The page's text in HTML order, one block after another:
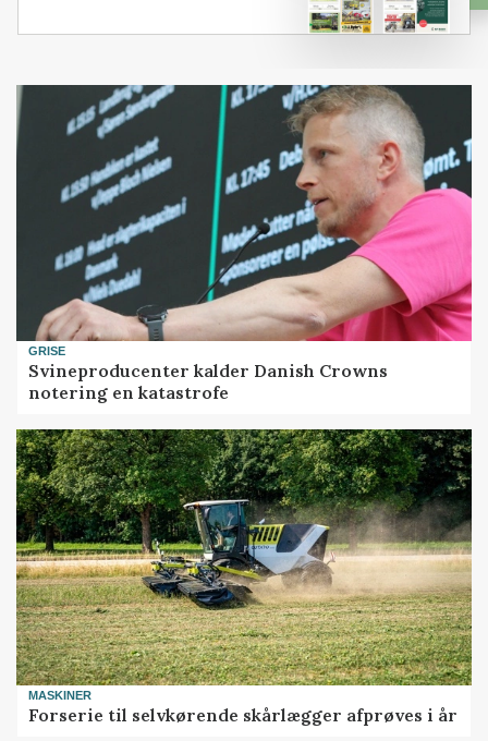
GRISE
Svineproducenter kalder Danish Crowns
notering en katastrofe
MASKINER
Forserie til selvkørende skårlægger afprøves i år